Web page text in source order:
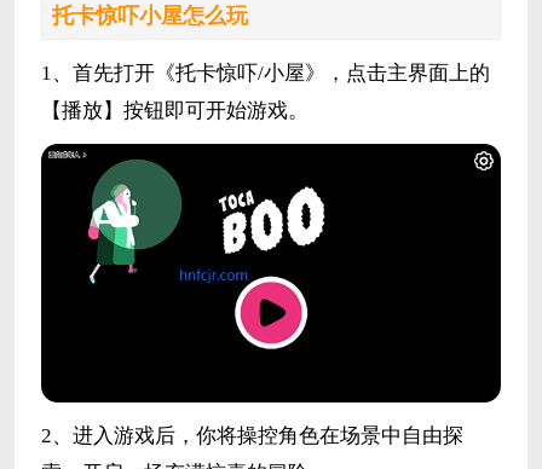
托卡惊吓小屋怎么玩
1、首先打开《托卡惊吓/小屋》，点击主界面上的
【播放】按钮即可开始游戏。
2、进入游戏后，你将操控角色在场景中自由探